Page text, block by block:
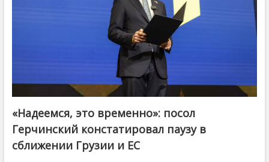
«Надеемся, это временно»: посол
Герчинский констатировал паузу в
сближении Грузии и ЕС